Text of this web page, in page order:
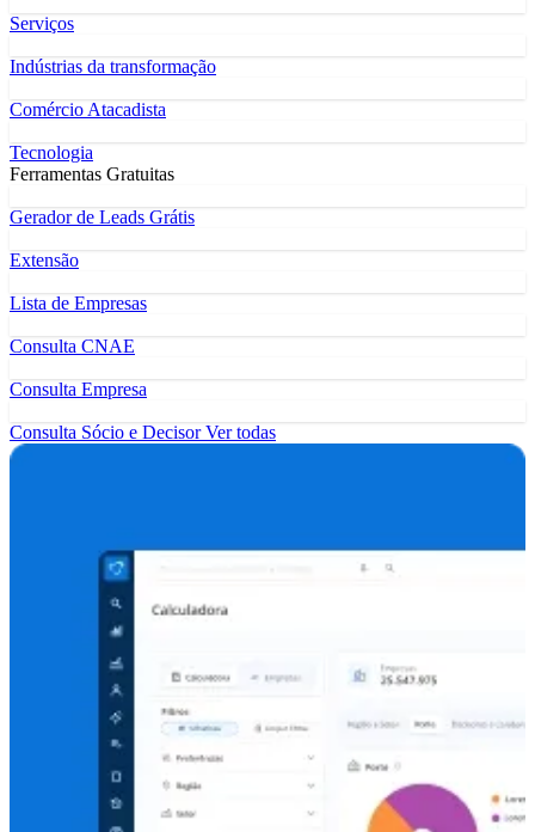
Serviços
Indústrias da transformação
Comércio Atacadista
Tecnologia
Ferramentas Gratuitas
Gerador de Leads Grátis
Extensão
Lista de Empresas
Consulta CNAE
Consulta Empresa
Consulta Sócio e DecisorVer todas